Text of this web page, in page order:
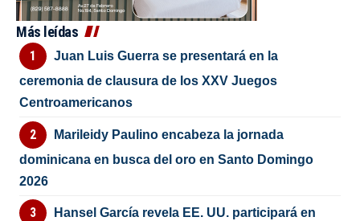
Más leídas
Juan Luis Guerra se presentará en la
ceremonia de clausura de los XXV Juegos
Centroamericanos
Marileidy Paulino encabeza la jornada
dominicana en busca del oro en Santo Domingo
2026
Hansel García revela EE. UU. participará en